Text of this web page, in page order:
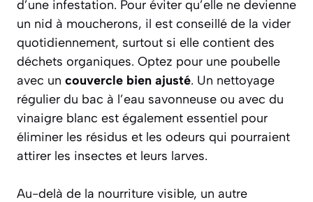
d’une infestation. Pour éviter qu’elle ne devienne
un nid à moucherons, il est conseillé de la vider
quotidiennement, surtout si elle contient des
déchets organiques. Optez pour une poubelle
avec un couvercle bien ajusté. Un nettoyage
régulier du bac à l’eau savonneuse ou avec du
vinaigre blanc est également essentiel pour
éliminer les résidus et les odeurs qui pourraient
attirer les insectes et leurs larves.
Au-delà de la nourriture visible, un autre